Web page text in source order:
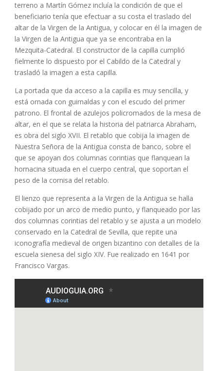
terreno a Martín Gómez incluía la condición de que el
beneficiario tenía que efectuar a su costa el traslado del
altar de la Virgen de la Antigua, y colocar en él la imagen de
la Virgen de la Antigua que ya se encontraba en la
Mezquita-Catedral. El constructor de la capilla cumplió
fielmente lo dispuesto por el Cabildo de la Catedral y
trasladó la imagen a esta capilla.
La portada que da acceso a la capilla es muy sencilla, y
está ornada con guirnaldas y con el escudo del primer
patrono. El frontal de azulejos policromados de la mesa de
altar, en el que se relata la historia del patriarca Abraham,
es obra del siglo XVII. El retablo que cobija la imagen de
Nuestra Señora de la Antigua consta de banco, sobre el
que se apoyan dos columnas corintias que flanquean la
hornacina situada en el cuerpo central, que soportan el
peso de la cornisa del retablo.
El lienzo que representa a la Virgen de la Antigua se halla
cobijado por un arco de medio punto, y flanqueado por las
dos columnas corintias del retablo y se ajusta a un modelo
conservado en la Catedral de Sevilla, que repite una
iconografía medieval de origen bizantino con detalles de la
escuela sienesa del siglo XIV. Fue realizado en 1641 por
Francisco Vargas.